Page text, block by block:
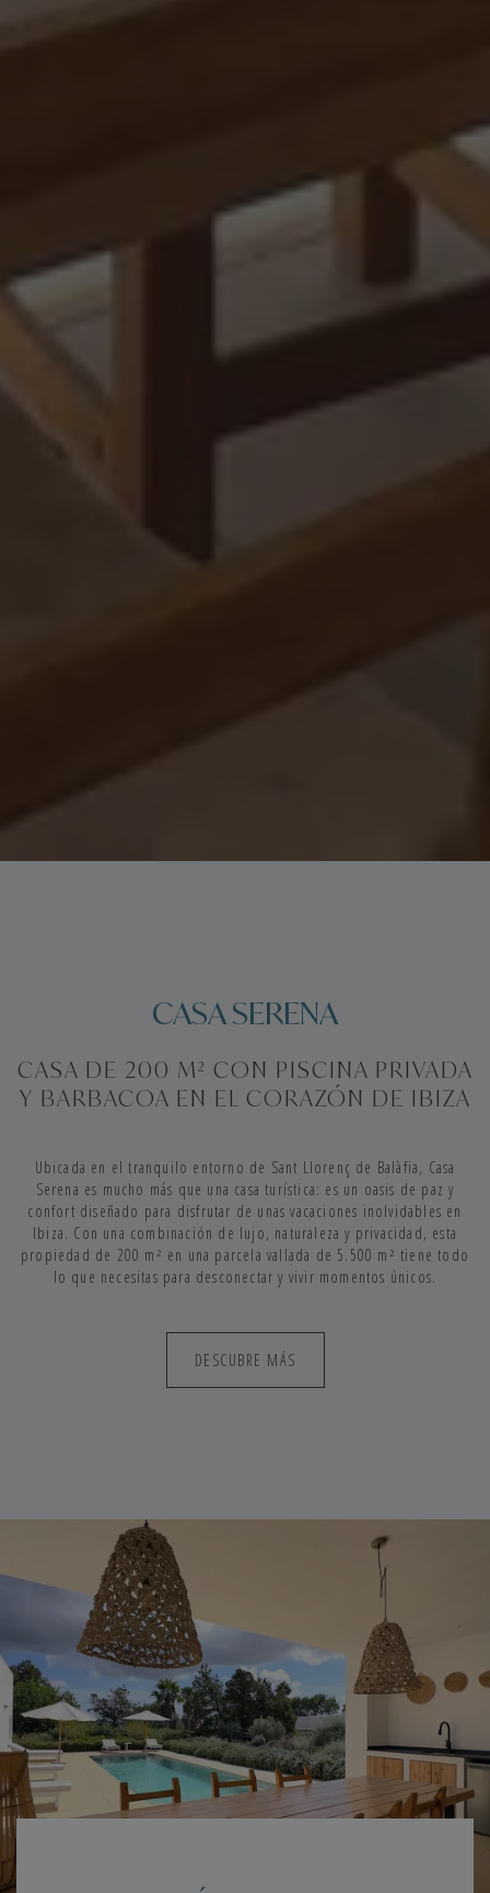
CASA SERENA
CASA DE 200 M² CON PISCINA PRIVADA
Y BARBACOA EN EL CORAZÓN DE IBIZA
Ubicada en el tranquilo entorno de Sant Llorenç de Balàfia, Casa
Serena es mucho más que una casa turística: es un oasis de paz y
confort diseñado para disfrutar de unas vacaciones inolvidables en
Ibiza. Con una combinación de lujo, naturaleza y privacidad, esta
propiedad de 200 m² en una parcela vallada de 5.500 m² tiene todo
lo que necesitas para desconectar y vivir momentos únicos.
para maximizar la comodidad y funcionalidad.
En la planta baja, los grandes ventanales del comedor inundan el
espacio con luz natural y ofrecen vistas relajantes al campo. El salón
invita a relajarse con su amplio sofá, chimenea JOTUL y televisión de
pantalla plana. La cocina es un sueño para los amantes de la
gastronomía, equipada con electrodomésticos modernos como
horno, microondas, lavavajillas y una placa de inducción y gas.
Las habitaciones en esta planta son perfectas para el descanso: una
suite con cama doble de 150 cm y baño privado, y otra habitación
con dos camas individuales y acceso directo a terrazas exteriores.
Además, cuenta con un baño adicional y un práctico lavadero exterior
con lavadora y secadora.
DESCUBRE MÁS